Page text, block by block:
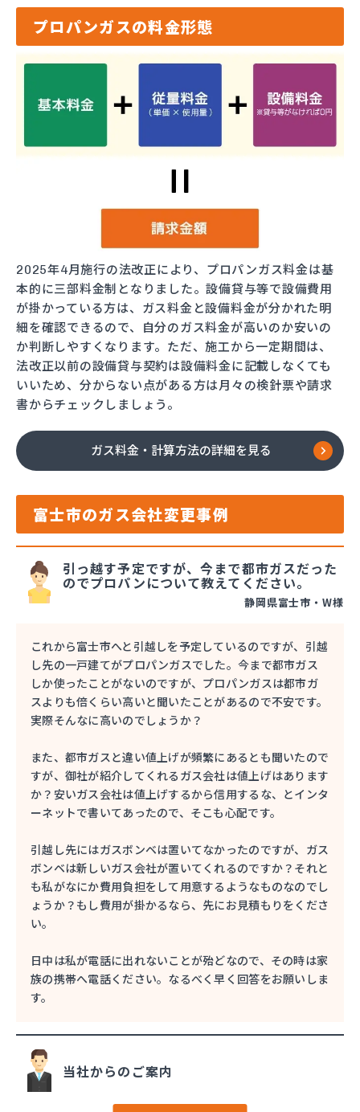
プロパンガスの料金形態
2025年4月施行の法改正により、プロパンガス料金は基
本的に三部料金制となりました。設備貸与等で設備費用
が掛かっている方は、ガス料金と設備料金が分かれた明
細を確認できるので、自分のガス料金が高いのか安いの
か判断しやすくなります。ただ、施工から一定期間は、
法改正以前の設備貸与契約は設備料金に記載しなくても
いいため、分からない点がある方は月々の検針票や請求
書からチェックしましょう。
ガス料金・計算方法の詳細を見る
富士市のガス会社変更事例
引っ越す予定ですが、今まで都市ガスだった
のでプロパンについて教えてください。
静岡県富士市・W様
これから富士市へと引越しを予定しているのですが、引越
し先の一戸建てがプロパンガスでした。今まで都市ガス
しか使ったことがないのですが、プロパンガスは都市ガ
スよりも倍くらい高いと聞いたことがあるので不安です。
実際そんなに高いのでしょうか？
また、都市ガスと違い値上げが頻繁にあるとも聞いたので
すが、御社が紹介してくれるガス会社は値上げはあります
か？安いガス会社は値上げするから信用するな、とインタ
ーネットで書いてあったので、そこも心配です。
引越し先にはガスボンベは置いてなかったのですが、ガス
ボンベは新しいガス会社が置いてくれるのですか？それと
も私がなにか費用負担をして用意するようなものなのでし
ょうか？もし費用が掛かるなら、先にお見積もりをくださ
い。
日中は私が電話に出れないことが殆どなので、その時は家
族の携帯へ電話ください。なるべく早く回答をお願いしま
す。
当社からのご案内